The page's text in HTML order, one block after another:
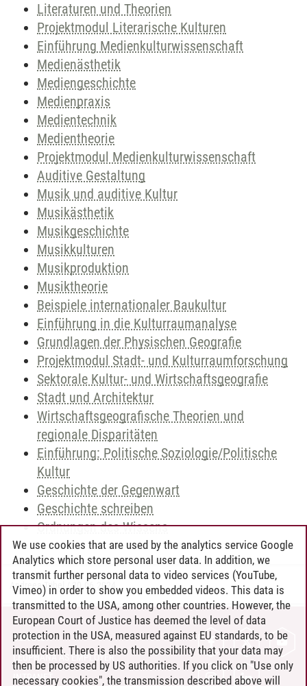
Literaturen und Theorien
Projektmodul Literarische Kulturen
Einführung Medienkulturwissenschaft
Medienästhetik
Mediengeschichte
Medienpraxis
Medientechnik
Medientheorie
Projektmodul Medienkulturwissenschaft
Auditive Gestaltung
Musik und auditive Kultur
Musikästhetik
Musikgeschichte
Musikkulturen
Musikproduktion
Musiktheorie
Beispiele internationaler Baukultur
Einführung in die Kulturraumanalyse
Grundlagen der Physischen Geografie
Projektmodul Stadt- und Kulturraumforschung
Sektorale Kultur- und Wirtschaftsgeografie
Stadt und Architektur
Wirtschaftsgeografische Theorien und
regionale Disparitäten
Einführung: Politische Soziologie/Politische
Kultur
Geschichte der Gegenwart
Geschichte schreiben
Ordnungen des Wissens
Andreea Tribel 30.06.2024
CONTACT
LEUPHANA AS EMPLOYER
INTRANET
We use cookies that are used by the analytics service Google
Analytics which store personal user data. In addition, we
transmit further personal data to video services (YouTube,
Vimeo) in order to show you embedded videos. This data is
transmitted to the USA, among other countries. However, the
European Court of Justice has deemed the level of data
protection in the USA, measured against EU standards, to be
insufficient. There is also the possibility that your data may
then be processed by US authorities. If you click on "Use only
necessary cookies", the transmission described above will